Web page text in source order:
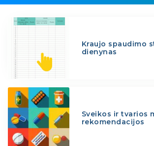
Kraujo spaudimo
dienynas
Sveikos ir tvarios
rekomendacijos